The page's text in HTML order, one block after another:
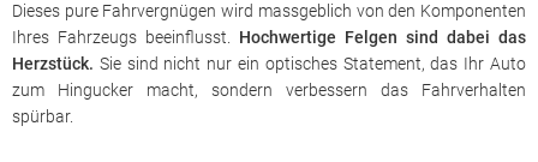
Dieses pure Fahrvergnügen wird massgeblich von den Komponenten
Ihres Fahrzeugs beeinflusst. Hochwertige Felgen sind dabei das
Herzstück. Sie sind nicht nur ein optisches Statement, das Ihr Auto
zum Hingucker macht, sondern verbessern das Fahrverhalten
spürbar.